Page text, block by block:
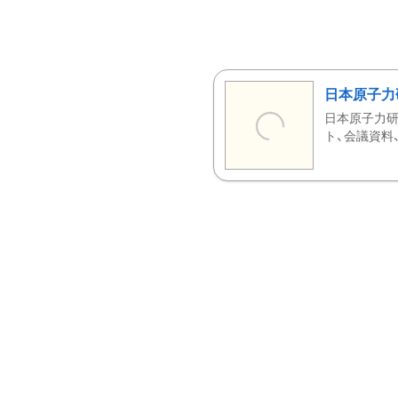
日本原子
日本原子力
ト、会議資